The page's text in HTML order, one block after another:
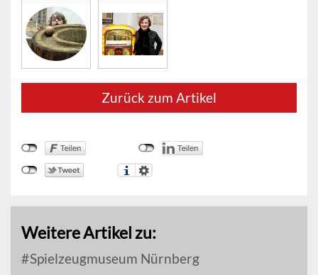
Zurück zum Artikel
Weitere Artikel zu:
Spielzeugmuseum Nürnberg